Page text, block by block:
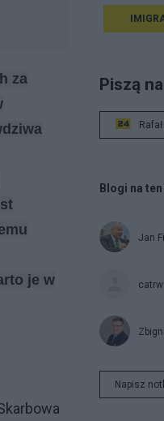
za
je w
Piszą
Blogi na
Jan
catrw
Napisz